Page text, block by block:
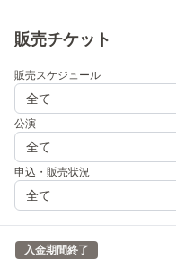
販売チケット
販売スケジュール
公演
申込・販売状況
入金期間終了